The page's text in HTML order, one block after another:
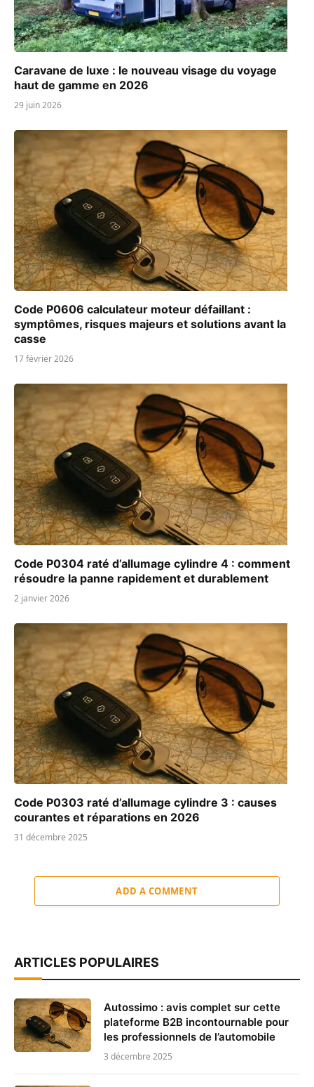
Caravane de luxe : le nouveau visage du voyage
haut de gamme en 2026
29 juin 2026
Code P0606 calculateur moteur défaillant :
symptômes, risques majeurs et solutions avant la
casse
17 février 2026
Code P0304 raté d’allumage cylindre 4 : comment
résoudre la panne rapidement et durablement
2 janvier 2026
Code P0303 raté d’allumage cylindre 3 : causes
courantes et réparations en 2026
31 décembre 2025
ADD A COMMENT
ARTICLES POPULAIRES
Autossimo : avis complet sur cette
plateforme B2B incontournable pour
les professionnels de l’automobile
3 décembre 2025